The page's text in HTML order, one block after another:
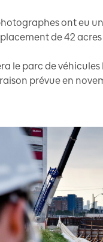
ont eu
de 42
le parc de
prévue en